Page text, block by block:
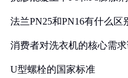
法兰PN25和PN16有什么区
消费者对洗衣机的核心需
U型螺栓的国家标准